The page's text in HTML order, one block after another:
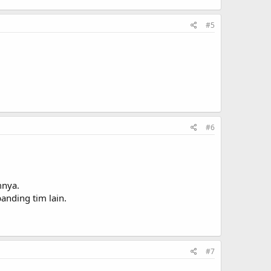
#5
#6
tim lain.
#7